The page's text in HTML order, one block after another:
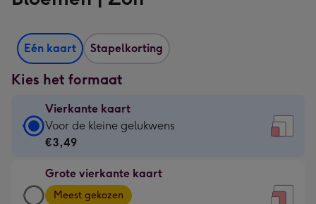
Eén kaart Stapelkorting
Kies het formaat
Vierkante kaart
Vierkante
kaart
€3,49
-
Voor de kleine gelukwens
€3,49
Grote vierkante kaart
Grote
Meest gekozen